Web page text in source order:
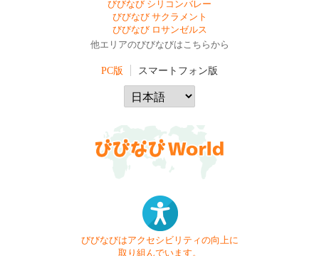
びびなび シリコンバレー
びびなび サクラメント
びびなび ロサンゼルス
他エリアのびびなびはこちらから
PC版 スマートフォン版
びびなびはアクセシビリティの向上に
取り組んでいます。